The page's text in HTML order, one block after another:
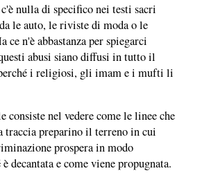
nulla di specifico nei testi sacri
le auto, le riviste di moda o le
ce n'è abbastanza per spiegarci
abusi siano diffusi in tutto il
i religiosi, gli imam e i mufti li
consiste nel vedere come le linee che
traccia preparino il terreno in cui
prospera in modo
decantata e come viene propugnata.